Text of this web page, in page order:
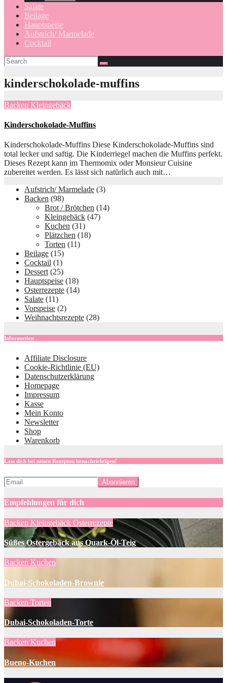
Salate
Beilage
Hauptspeise
Aufstrich/ Marmelade
Cocktail
kinderschokolade-muffins
Backen Kleingebäck
Kinderschokolade-Muffins
Kinderschokolade-Muffins Diese Kinderschokolade-Muffins sind
total lecker und saftig. Die Kinderriegel machen die Muffins perfekt.
Dieses Rezept kann im Thermomix oder Monsieur Cuisine
zubereitet werden. Es lässt sich natürlich auch mit…
Aufstrich/ Marmelade (3)
Backen (98)
Brot / Brötchen (14)
Kleingebäck (47)
Kuchen (31)
Plätzchen (18)
Torten (11)
Beilage (15)
Cocktail (1)
Dessert (25)
Hauptspeise (18)
Osterrezepte (14)
Salate (11)
Vorspeise (2)
Weihnachtsrezepte (28)
Information
Affiliate Disclosure
Cookie-Richtlinie (EU)
Datenschutzerklärung
Homepage
Impressum
Kasse
Mein Konto
Newsletter
Shop
Warenkorb
Lass dich bei neuen Rezepten benachrichtigen!
Empfehlungen für dich
Backen Kleingebäck Osterrezepte
Süßes Ostergebäck aus Quark-Öl-Teig
Backen Kuchen
Dubai-Schokoladen-Brownie
Backen Torten
Dubai-Schokoladen-Torte
Backen Kuchen
Bueno-Kuchen